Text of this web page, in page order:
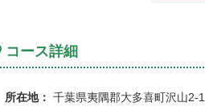
コース詳細
所在地： 千葉県夷隅郡大多喜町沢山2-1